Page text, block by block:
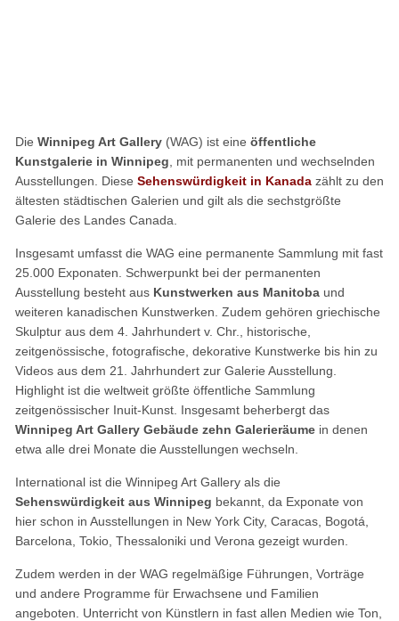
Die Winnipeg Art Gallery(WAG) ist eine öffentliche
Kunstgalerie in Winnipeg , mit permanenten und wechselnden
Ausstellungen. Diese Sehenswürdigkeit in Kanadazählt zu den
ältesten städtischen Galerien und gilt als die sechstgrößte
Galerie des Landes Canada.
Insgesamt umfasst die WAG eine permanente Sammlung mit fast
25.000 Exponaten. Schwerpunkt bei der permanenten
Ausstellung besteht aus Kunstwerken aus Manitobaund
weiteren kanadischen Kunstwerken. Zudem gehören griechische
Skulptur aus dem 4. Jahrhundert v. Chr., historische,
zeitgenössische, fotografische, dekorative Kunstwerke bis hin zu
Videos aus dem 21. Jahrhundert zur Galerie Ausstellung.
Highlight ist die weltweit größte öffentliche Sammlung
zeitgenössischer Inuit-Kunst. Insgesamt beherbergt das
Winnipeg Art Gallery Gebäude zehn Galerieräumein denen
etwa alle drei Monate die Ausstellungen wechseln.
International ist die Winnipeg Art Gallery als die
Sehenswürdigkeit aus Winnipeg bekannt, da Exponate von
hier schon in Ausstellungen in New York City, Caracas, Bogotá,
Barcelona, ​​Tokio, Thessaloniki und Verona gezeigt wurden.
Zudem werden in der WAG regelmäßige Führungen, Vorträge
und andere Programme für Erwachsene und Familien
angeboten. Unterricht von Künstlern in fast allen Medien wie Ton,